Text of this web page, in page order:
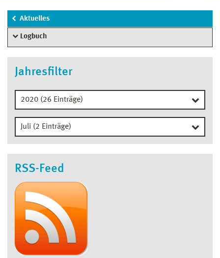
Aktuelles
Logbuch
Jahresfilter
RSS-Feed